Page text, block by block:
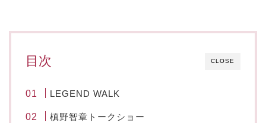
CLOSE
目次
LEGEND WALK
槙野智章トークショー